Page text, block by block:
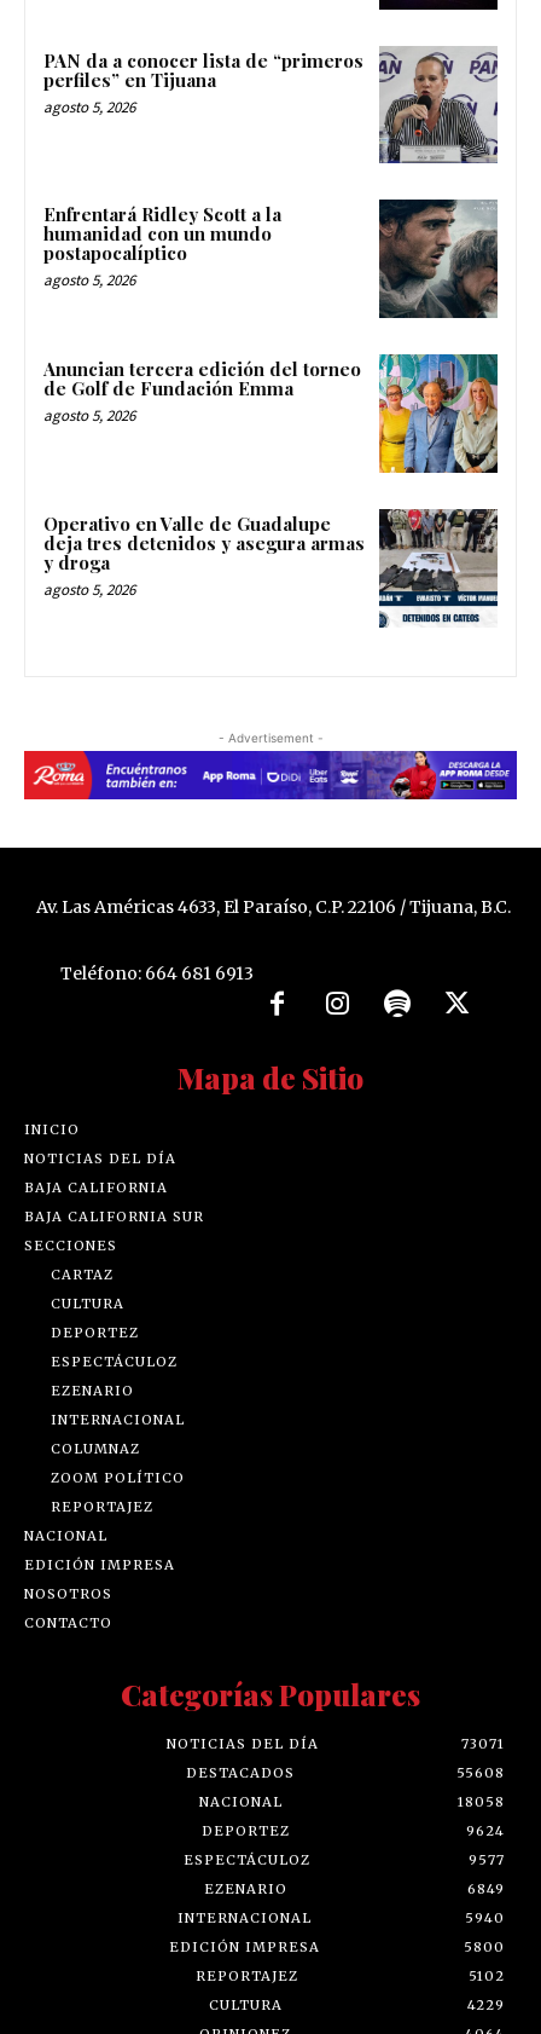
PAN da a conocer lista de “primeros
perfiles” en Tijuana
agosto 5, 2026
Enfrentará Ridley Scott a la
humanidad con un mundo
postapocalíptico
agosto 5, 2026
Anuncian tercera edición del torneo
de Golf de Fundación Emma
agosto 5, 2026
Operativo en Valle de Guadalupe
deja tres detenidos y asegura armas
y droga
agosto 5, 2026
- Advertisement -
Av. Las Américas 4633, El Paraíso, C.P. 22106 / Tijuana, B.C.
Teléfono: 664 681 6913
Mapa de Sitio
INICIO
NOTICIAS DEL DÍA
BAJA CALIFORNIA
BAJA CALIFORNIA SUR
SECCIONES
CARTAZ
CULTURA
DEPORTEZ
ESPECTÁCULOZ
EZENARIO
INTERNACIONAL
COLUMNAZ
ZOOM POLÍTICO
REPORTAJEZ
NACIONAL
EDICIÓN IMPRESA
NOSOTROS
CONTACTO
Categorías Populares
NOTICIAS DEL DÍA
73071
DESTACADOS
55608
NACIONAL
18058
DEPORTEZ
9624
ESPECTÁCULOZ
9577
EZENARIO
6849
INTERNACIONAL
5940
EDICIÓN IMPRESA
5800
REPORTAJEZ
5102
CULTURA
4229